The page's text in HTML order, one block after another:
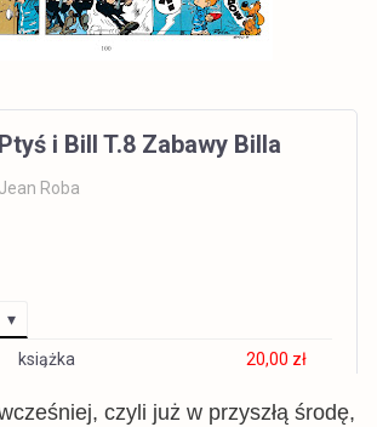
Ptyś i Bill T.8 Zabawy Billa
Jean Roba
książka
20,00 zł
książka
22,50 zł
czyli już w przyszłą środę,